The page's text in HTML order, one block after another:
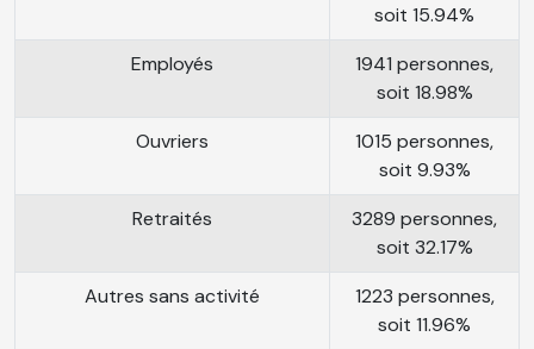
soit 15.94%
Employés
1941 personnes,
soit 18.98%
Ouvriers
1015 personnes,
soit 9.93%
Retraités
3289 personnes,
soit 32.17%
Autres sans activité
1223 personnes,
soit 11.96%